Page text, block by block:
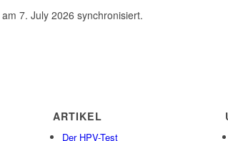
am 7. July 2026 synchronisiert.
ARTIKEL
Der HPV-Test